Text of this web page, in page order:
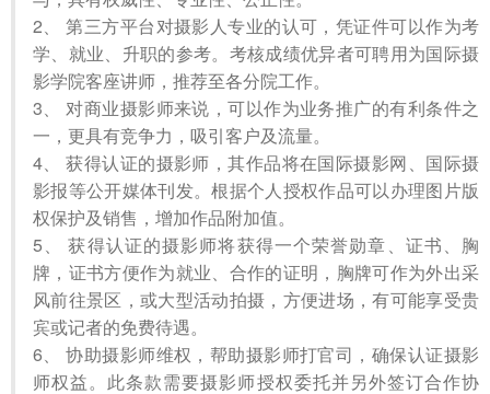
2、 第三方平台对摄影人专业的认可，凭证件可以作为考
学、就业、升职的参考。考核成绩优异者可聘用为国际摄
影学院客座讲师，推荐至各分院工作。
3、 对商业摄影师来说，可以作为业务推广的有利条件之
一，更具有竞争力，吸引客户及流量。
4、 获得认证的摄影师，其作品将在国际摄影网、国际摄
影报等公开媒体刊发。根据个人授权作品可以办理图片版
权保护及销售，增加作品附加值。
5、 获得认证的摄影师将获得一个荣誉勋章、证书、胸
牌，证书方便作为就业、合作的证明，胸牌可作为外出采
风前往景区，或大型活动拍摄，方便进场，有可能享受贵
宾或记者的免费待遇。
6、 协助摄影师维权，帮助摄影师打官司，确保认证摄影
师权益。此条款需要摄影师授权委托并另外签订合作协